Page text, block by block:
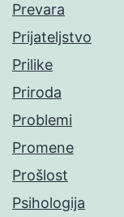
Prevara
Prijateljstvo
Prilike
Priroda
Problemi
Promene
Prošlost
Psihologija